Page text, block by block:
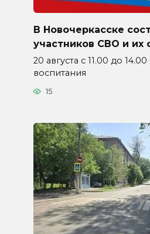
В Новочеркасске
участников СВО и их
20 августа с 11.00 до
воспитания
15